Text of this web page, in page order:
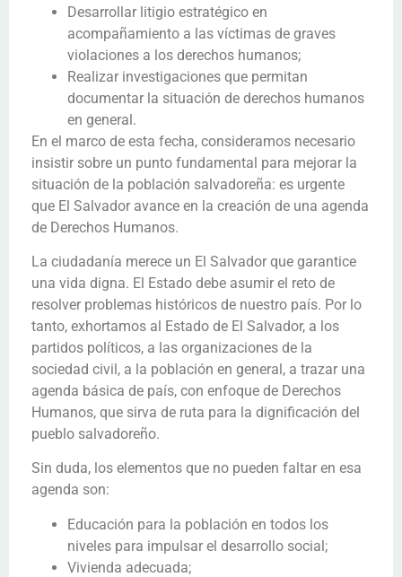
Desarrollar litigio estratégico en
acompañamiento a las víctimas de graves
violaciones a los derechos humanos;
Realizar investigaciones que permitan
documentar la situación de derechos humanos
en general.
En el marco de esta fecha, consideramos necesario
insistir sobre un punto fundamental para mejorar la
situación de la población salvadoreña: es urgente
que El Salvador avance en la creación de una agenda
de Derechos Humanos.
La ciudadanía merece un El Salvador que garantice
una vida digna. El Estado debe asumir el reto de
resolver problemas históricos de nuestro país. Por lo
tanto, exhortamos al Estado de El Salvador, a los
partidos políticos, a las organizaciones de la
sociedad civil, a la población en general, a trazar una
agenda básica de país, con enfoque de Derechos
Humanos, que sirva de ruta para la dignificación del
pueblo salvadoreño.
Sin duda, los elementos que no pueden faltar en esa
agenda son:
Educación para la población en todos los
niveles para impulsar el desarrollo social;
Vivienda adecuada;